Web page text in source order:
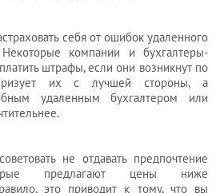
себя от ошибок удаленного
Некоторые компании и бухгалтеры-
штрафы, если они возникнут по
их с лучшей стороны, а
удаленным бухгалтером или
не отдавать предпочтение
предлагают цены ниже
это приводит к тому, что вы